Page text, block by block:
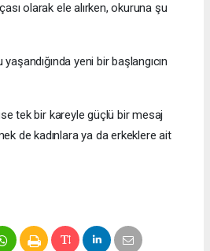
olarak ele alırken, okuruna şu
yeni bir başlangıcın
tek bir kareyle güçlü bir mesaj
de kadınlara ya da erkeklere ait